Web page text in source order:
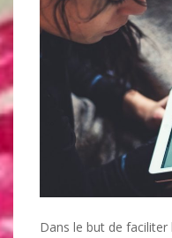
Dans le but de faciliter